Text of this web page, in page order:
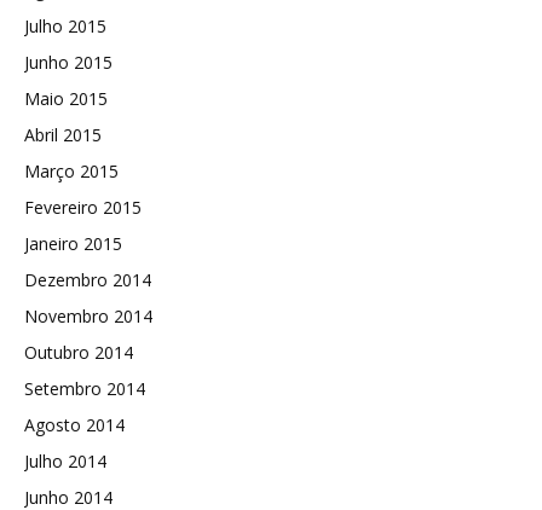
Julho 2015
Junho 2015
Maio 2015
Abril 2015
Março 2015
Fevereiro 2015
Janeiro 2015
Dezembro 2014
Novembro 2014
Outubro 2014
Setembro 2014
Agosto 2014
Julho 2014
Junho 2014